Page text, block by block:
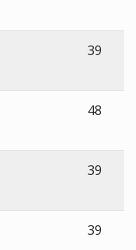
39
48
39
39